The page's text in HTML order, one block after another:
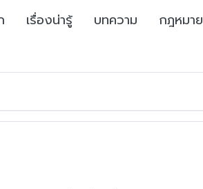
เรื่องน่ารู้ บทความ กฎหมาย